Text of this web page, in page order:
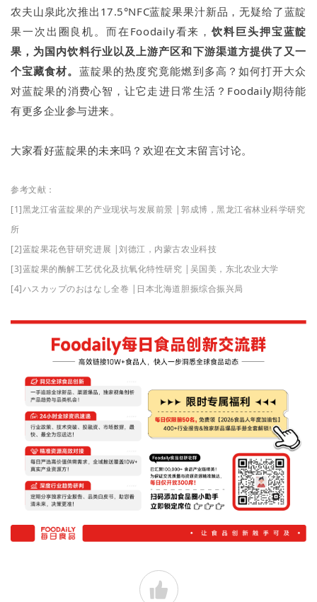
农夫山泉此次推出17.5°NFC蓝靛果果汁新品，无疑给了蓝靛
果一次出圈良机。而在Foodaily看来，饮料巨头押宝蓝靛
果，为国内饮料行业以及上游产区和下游渠道方提供了又一
个宝藏食材。 蓝靛果的热度究竟能燃到多高？如何打开大众
对蓝靛果的消费心智，让它走进日常生活？Foodaily期待能
有更多企业参与进来。
大家看好蓝靛果的未来吗？欢迎在文末留言讨论。
参考文献：
[1]黑龙江省蓝靛果的产业现状与发展前景 |郭成博，黑龙江省林业科学研究
所
[2]蓝靛果花色苷研究进展 |刘德江，内蒙古农业科技
[3]蓝靛果的酶解工艺优化及抗氧化特性研究 |吴国美，东北农业大学
[4]ハスカップのおはなし全巻 |日本北海道胆振综合振兴局